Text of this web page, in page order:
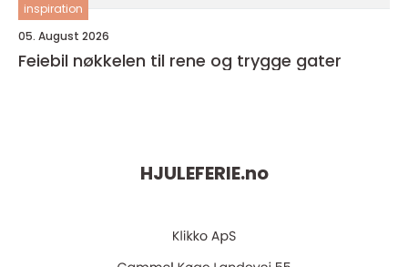
inspiration
05. August 2026
Feiebil nøkkelen til rene og trygge gater
HJULEFERIE.no